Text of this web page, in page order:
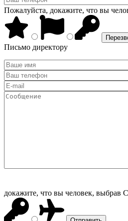
Пожалуйста, докажите, что вы
Письмо директору
докажите, что вы человек, выбрав